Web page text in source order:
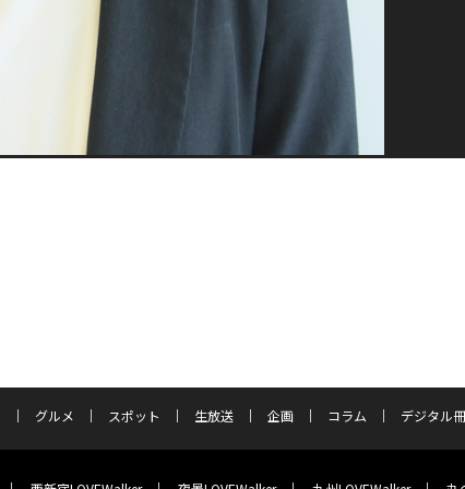
グルメ スポット 生放送 企画 コラム デジタル